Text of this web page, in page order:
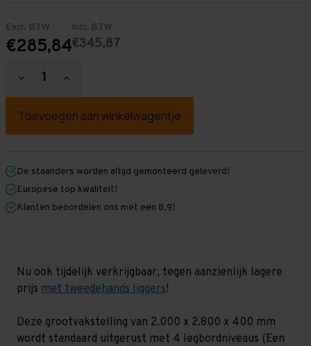
Excl. BTW
€285,84
Incl. BTW
€345,87
Hoeveelheid
verlagen
Grootvakstelling
mm
mm
x
400
mm
Hoeveelheid
verhogen
Grootvakstelling
mm
mm
400
mm
De staanders worden altijd gemonteerd geleverd!
Europese top kwaliteit!
Klanten beoordelen ons met een 8,9!
Nu ook tijdelijk verkrijgbaar, tegen aanzienlijk lagere
prijs met tweedehands liggers!
Deze grootvakstelling van 2.000 x 2.800 x 400 mm
wordt standaard uitgerust met 4 legbordniveaus (Een